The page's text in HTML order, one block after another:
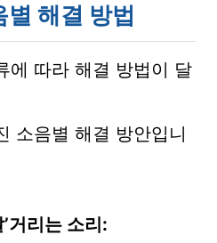
해결 방법
에 따라 해결 방법이 달
소음별 해결 방안입니
’거리는 소리: